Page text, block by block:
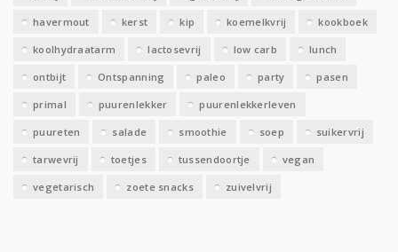
havermout kerst kip koemelkvrij kookboek
koolhydraatarm lactosevrij low carb lunch
ontbijt Ontspanning paleo party pasen
primal puurenlekker puurenlekkerleven
puureten salade smoothie soep suikervrij
tarwevrij toetjes tussendoortje vegan
vegetarisch zoete snacks zuivelvrij